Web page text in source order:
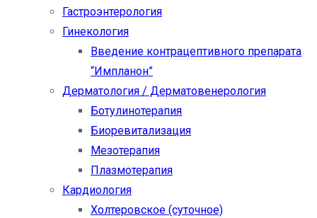
Гастроэнтерология
Гинекология
Введение контрацептивного препарата
“Импланон”
Дерматология / Дерматовенерология
Ботулинотерапия
Биоревитализация
Мезотерапия
Плазмотерапия
Кардиология
Холтеровское (суточное)